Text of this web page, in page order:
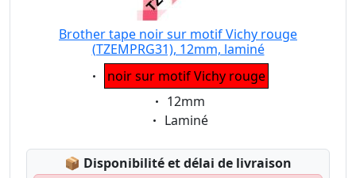
Brother tape noir sur motif Vichy rouge
(TZEMPRG31), 12mm, laminé
Eigenschaft:
noir sur motif Vichy rouge
Eigenschaft:
12mm
Eigenschaft:
Laminé
📦 Lagerstatus:
Disponibilité et délai de livraison